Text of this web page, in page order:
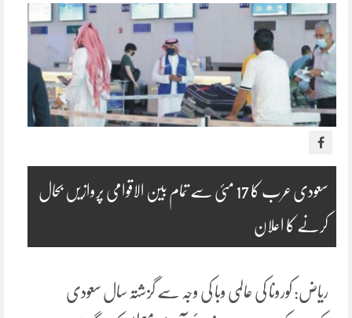
سعودی عرب کا 17 مئی سے تمام بین الاقوامی پروازیں بحال
کرنے کا اعلان
ریاض: کورونا کی عالمی وبا کی وجہ سے گزشتہ سال سعودی